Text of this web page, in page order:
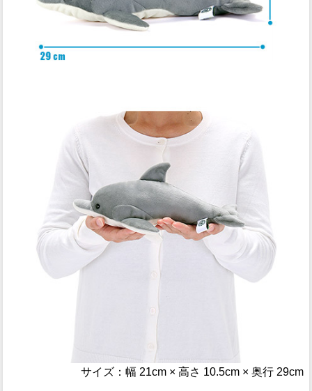
サイズ：幅 21cm × 高さ 10.5cm × 奥行 29cm